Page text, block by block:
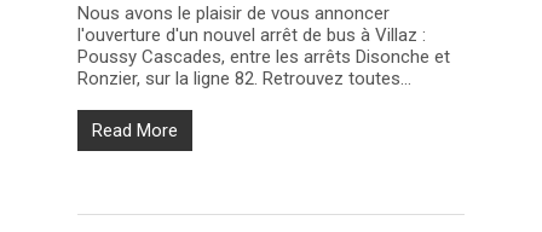
Nous avons le plaisir de vous annoncer
l'ouverture d'un nouvel arrêt de bus à Villaz :
Poussy Cascades, entre les arrêts Disonche et
Ronzier, sur la ligne 82. Retrouvez toutes...
Read More